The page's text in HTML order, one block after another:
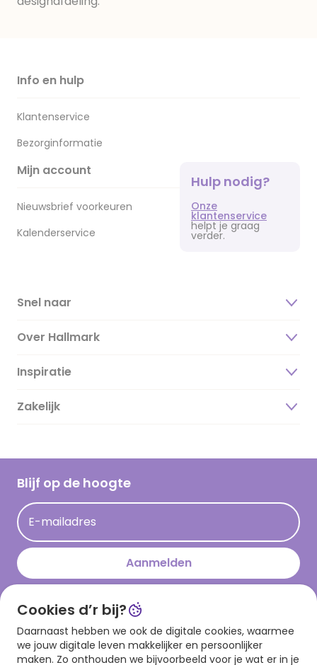
Info en hulp
Klantenservice
Bezorginformatie
Mijn account
Nieuwsbrief voorkeuren
Kalenderservice
Hulp nodig?
Onze
klantenservice
helpt je graag
verder.
Snel naar
Over Hallmark
Over ons
Duurzaamheid
Hallmark Kaartclub
Acties
Persberichten
Inspiratie
Magazine
Cadeau inspiratie
Op kamp gedichten en versjes
Leuke en grappige op kamp teksten
kamppost inspiratie
Zakelijk
Blijf op de hoogte
E-mailadres
Aanmelden
Download onze app
Cookies d’r bij?
Daarnaast hebben we ook de digitale cookies, waarmee
we jouw digitale leven makkelijker en persoonlijker
maken. Zo onthouden we bijvoorbeeld voor je wat er in je